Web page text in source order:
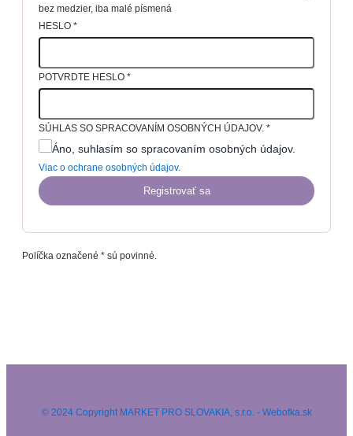
bez medzier, iba malé písmená
HESLO *
POTVRDTE HESLO *
SÚHLAS SO SPRACOVANÍM OSOBNÝCH ÚDAJOV. *
Áno, suhlasím so spracovaním osobných údajov.
Viac o ochrane osobných údajov.
Registrovať sa
Políčka označené * sú povinné.
© 2024 Copyright MARKET PRO SLOVAKIA, s.r.o. - Webofka.sk